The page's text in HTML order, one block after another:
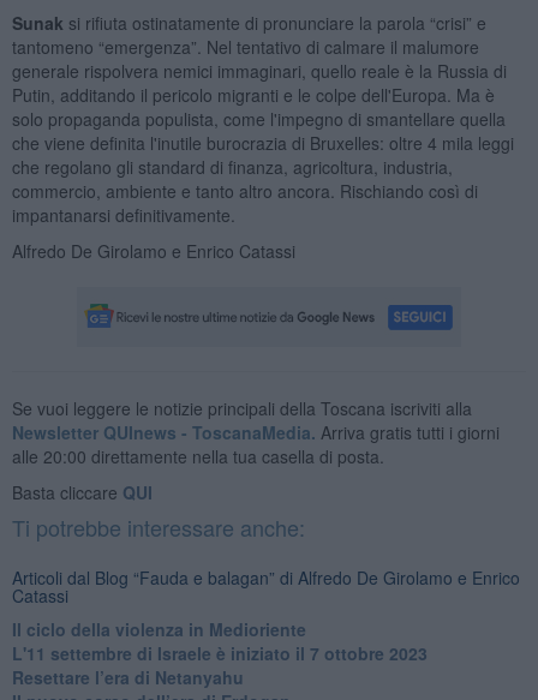
Sunak si rifiuta ostinatamente di pronunciare la parola “crisi” e
tantomeno “emergenza”. Nel tentativo di calmare il malumore
generale rispolvera nemici immaginari, quello reale è la Russia di
Putin, additando il pericolo migranti e le colpe dell'Europa. Ma è
solo propaganda populista, come l'impegno di smantellare quella
che viene definita l'inutile burocrazia di Bruxelles: oltre 4 mila leggi
che regolano gli standard di finanza, agricoltura, industria,
commercio, ambiente e tanto altro ancora. Rischiando così di
impantanarsi definitivamente.
Alfredo De Girolamo e Enrico Catassi
Se vuoi leggere le notizie principali della Toscana iscriviti alla
Newsletter QUInews - ToscanaMedia. Arriva gratis tutti i giorni
alle 20:00 direttamente nella tua casella di posta.
Basta cliccare QUI
Ti potrebbe interessare anche:
Articoli dal Blog “Fauda e balagan” di Alfredo De Girolamo e Enrico
Catassi
Il ciclo della violenza in Medioriente
L'11 settembre di Israele è iniziato il 7 ottobre 2023
Resettare l’era di Netanyahu